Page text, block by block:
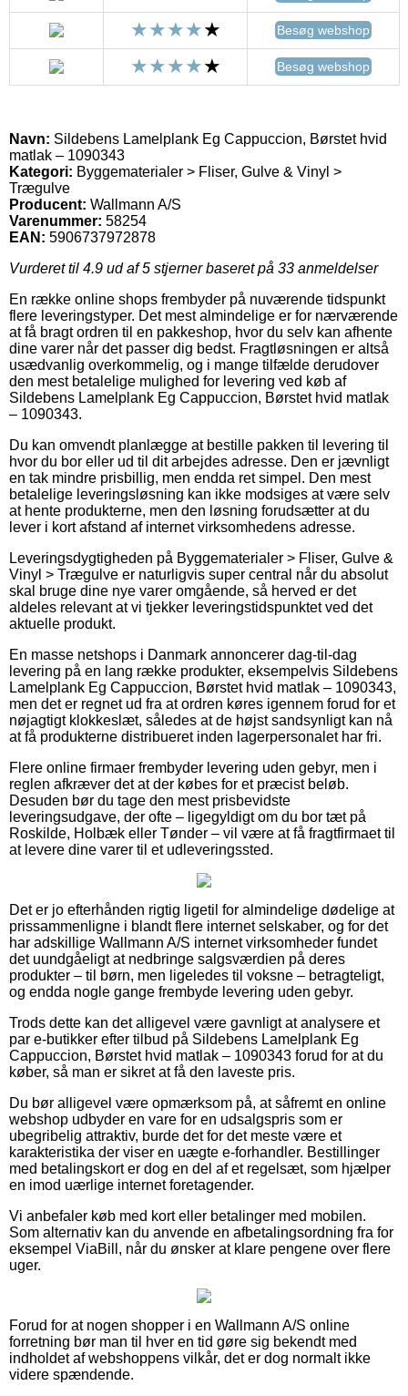
Besøg webshop
Besøg webshop
Navn: Sildebens Lamelplank Eg Cappuccion, Børstet hvid
matlak – 1090343
Kategori: Byggematerialer > Fliser, Gulve & Vinyl >
Trægulve
Producent: Wallmann A/S
Varenummer: 58254
EAN: 5906737972878
Vurderet til 4.9 ud af 5 stjerner baseret på 33 anmeldelser
En række online shops frembyder på nuværende tidspunkt
flere leveringstyper. Det mest almindelige er for nærværende
at få bragt ordren til en pakkeshop, hvor du selv kan afhente
dine varer når det passer dig bedst. Fragtløsningen er altså
usædvanlig overkommelig, og i mange tilfælde derudover
den mest betalelige mulighed for levering ved køb af
Sildebens Lamelplank Eg Cappuccion, Børstet hvid matlak
– 1090343.
Du kan omvendt planlægge at bestille pakken til levering til
hvor du bor eller ud til dit arbejdes adresse. Den er jævnligt
en tak mindre prisbillig, men endda ret simpel. Den mest
betalelige leveringsløsning kan ikke modsiges at være selv
at hente produkterne, men den løsning forudsætter at du
lever i kort afstand af internet virksomhedens adresse.
Leveringsdygtigheden på Byggematerialer > Fliser, Gulve &
Vinyl > Trægulve er naturligvis super central når du absolut
skal bruge dine nye varer omgående, så herved er det
aldeles relevant at vi tjekker leveringstidspunktet ved det
aktuelle produkt.
En masse netshops i Danmark annoncerer dag-til-dag
levering på en lang række produkter, eksempelvis Sildebens
Lamelplank Eg Cappuccion, Børstet hvid matlak – 1090343,
men det er regnet ud fra at ordren køres igennem forud for et
nøjagtigt klokkeslæt, således at de højst sandsynligt kan nå
at få produkterne distribueret inden lagerpersonalet har fri.
Flere online firmaer frembyder levering uden gebyr, men i
reglen afkræver det at der købes for et præcist beløb.
Desuden bør du tage den mest prisbevidste
leveringsudgave, der ofte – ligegyldigt om du bor tæt på
Roskilde, Holbæk eller Tønder – vil være at få fragtfirmaet til
at levere dine varer til et udleveringssted.
Det er jo efterhånden rigtig ligetil for almindelige dødelige at
prissammenligne i blandt flere internet selskaber, og for det
har adskillige Wallmann A/S internet virksomheder fundet
det uundgåeligt at nedbringe salgsværdien på deres
produkter – til børn, men ligeledes til voksne – betragteligt,
og endda nogle gange frembyde levering uden gebyr.
Trods dette kan det alligevel være gavnligt at analysere et
par e-butikker efter tilbud på Sildebens Lamelplank Eg
Cappuccion, Børstet hvid matlak – 1090343 forud for at du
køber, så man er sikret at få den laveste pris.
Du bør alligevel være opmærksom på, at såfremt en online
webshop udbyder en vare for en udsalgspris som er
ubegribelig attraktiv, burde det for det meste være et
karakteristika der viser en uægte e-forhandler. Bestillinger
med betalingskort er dog en del af et regelsæt, som hjælper
en imod uærlige internet foretagender.
Vi anbefaler køb med kort eller betalinger med mobilen.
Som alternativ kan du anvende en afbetalingsordning fra for
eksempel ViaBill, når du ønsker at klare pengene over flere
uger.
Forud for at nogen shopper i en Wallmann A/S online
forretning bør man til hver en tid gøre sig bekendt med
indholdet af webshoppens vilkår, det er dog normalt ikke
videre spændende.